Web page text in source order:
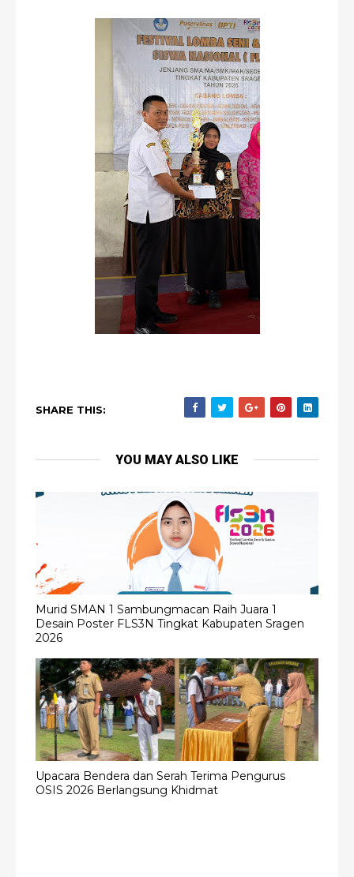
SHARE THIS:
YOU MAY ALSO LIKE
Murid SMAN 1 Sambungmacan Raih Juara 1
Desain Poster FLS3N Tingkat Kabupaten Sragen
2026
Upacara Bendera dan Serah Terima Pengurus
OSIS 2026 Berlangsung Khidmat